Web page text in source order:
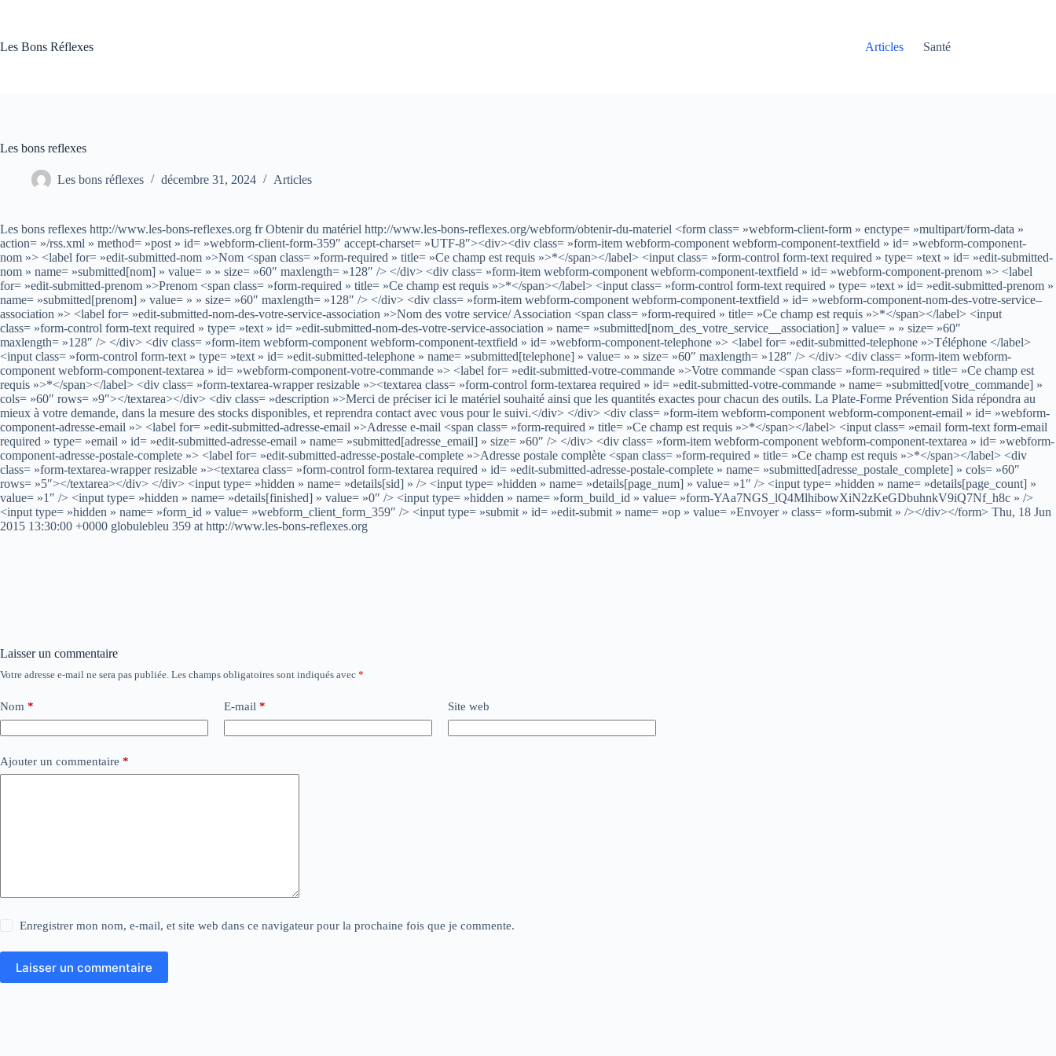
Les Bons Réflexes
Articles Santé
Les bons reflexes
Les bons réflexes décembre 31, 2024 Articles
Les bons reflexes http://www.les-bons-reflexes.org fr Obtenir du matériel http://www.les-bons-reflexes.org/webform/obtenir-du-materiel <form class= »webform-client-form » enctype= »multipart/form-data »
action= »/rss.xml » method= »post » id= »webform-client-form-359″ accept-charset= »UTF-8″><div><div class= »form-item webform-component webform-component-textfield » id= »webform-component-
nom »> <label for= »edit-submitted-nom »>Nom <span class= »form-required » title= »Ce champ est requis »>*</span></label> <input class= »form-control form-text required » type= »text » id= »edit-submitted-
nom » name= »submitted[nom] » value= » » size= »60″ maxlength= »128″ /> </div> <div class= »form-item webform-component webform-component-textfield » id= »webform-component-prenom »> <label
for= »edit-submitted-prenom »>Prenom <span class= »form-required » title= »Ce champ est requis »>*</span></label> <input class= »form-control form-text required » type= »text » id= »edit-submitted-prenom »
name= »submitted[prenom] » value= » » size= »60″ maxlength= »128″ /> </div> <div class= »form-item webform-component webform-component-textfield » id= »webform-component-nom-des-votre-service–
association »> <label for= »edit-submitted-nom-des-votre-service-association »>Nom des votre service/ Association <span class= »form-required » title= »Ce champ est requis »>*</span></label> <input
class= »form-control form-text required » type= »text » id= »edit-submitted-nom-des-votre-service-association » name= »submitted[nom_des_votre_service__association] » value= » » size= »60″
maxlength= »128″ /> </div> <div class= »form-item webform-component webform-component-textfield » id= »webform-component-telephone »> <label for= »edit-submitted-telephone »>Téléphone </label>
<input class= »form-control form-text » type= »text » id= »edit-submitted-telephone » name= »submitted[telephone] » value= » » size= »60″ maxlength= »128″ /> </div> <div class= »form-item webform-
component webform-component-textarea » id= »webform-component-votre-commande »> <label for= »edit-submitted-votre-commande »>Votre commande <span class= »form-required » title= »Ce champ est
requis »>*</span></label> <div class= »form-textarea-wrapper resizable »><textarea class= »form-control form-textarea required » id= »edit-submitted-votre-commande » name= »submitted[votre_commande] »
cols= »60″ rows= »9″></textarea></div> <div class= »description »>Merci de préciser ici le matériel souhaité ainsi que les quantités exactes pour chacun des outils. La Plate-Forme Prévention Sida répondra au
mieux à votre demande, dans la mesure des stocks disponibles, et reprendra contact avec vous pour le suivi.</div> </div> <div class= »form-item webform-component webform-component-email » id= »webform-
component-adresse-email »> <label for= »edit-submitted-adresse-email »>Adresse e-mail <span class= »form-required » title= »Ce champ est requis »>*</span></label> <input class= »email form-text form-email
required » type= »email » id= »edit-submitted-adresse-email » name= »submitted[adresse_email] » size= »60″ /> </div> <div class= »form-item webform-component webform-component-textarea » id= »webform-
component-adresse-postale-complete »> <label for= »edit-submitted-adresse-postale-complete »>Adresse postale complète <span class= »form-required » title= »Ce champ est requis »>*</span></label> <div
class= »form-textarea-wrapper resizable »><textarea class= »form-control form-textarea required » id= »edit-submitted-adresse-postale-complete » name= »submitted[adresse_postale_complete] » cols= »60″
rows= »5″></textarea></div> </div> <input type= »hidden » name= »details[sid] » /> <input type= »hidden » name= »details[page_num] » value= »1″ /> <input type= »hidden » name= »details[page_count] »
value= »1″ /> <input type= »hidden » name= »details[finished] » value= »0″ /> <input type= »hidden » name= »form_build_id » value= »form-YAa7NGS_lQ4MlhibowXiN2zKeGDbuhnkV9iQ7Nf_h8c » />
<input type= »hidden » name= »form_id » value= »webform_client_form_359″ /> <input type= »submit » id= »edit-submit » name= »op » value= »Envoyer » class= »form-submit » /></div></form> Thu, 18 Jun
2015 13:30:00 +0000 globulebleu 359 at http://www.les-bons-reflexes.org
Laisser un commentaire
Votre adresse e-mail ne sera pas publiée. Les champs obligatoires sont indiqués avec *
Nom * E-mail * Site web
Ajouter un commentaire *
Enregistrer mon nom, e-mail, et site web dans ce navigateur pour la prochaine fois que je commente.
Laisser un commentaire